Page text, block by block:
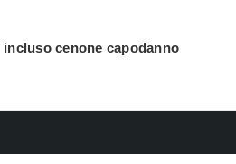
incluso cenone capodanno